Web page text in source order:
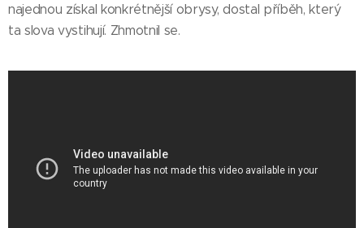
najednou získal konkrétnější obrysy, dostal příběh, který
ta slova vystihují. Zhmotnil se.